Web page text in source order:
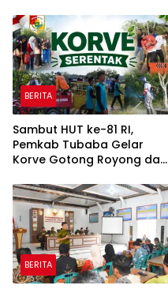
Rp820,3 Miliar
BERITA
Sambut HUT ke-81 RI,
Pemkab Tubaba Gelar
Korve Gotong Royong dan
BERITA